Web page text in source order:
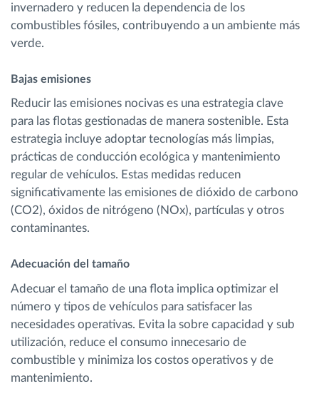
invernadero y reducen la dependencia de los
combustibles fósiles, contribuyendo a un ambiente más
verde.
Bajas emisiones
Reducir las emisiones nocivas es una estrategia clave
para las flotas gestionadas de manera sostenible. Esta
estrategia incluye adoptar tecnologías más limpias,
prácticas de conducción ecológica y mantenimiento
regular de vehículos. Estas medidas reducen
significativamente las emisiones de dióxido de carbono
(CO2), óxidos de nitrógeno (NOx), partículas y otros
contaminantes.
Adecuación del tamaño
Adecuar el tamaño de una flota implica optimizar el
número y tipos de vehículos para satisfacer las
necesidades operativas. Evita la sobre capacidad y sub
utilización, reduce el consumo innecesario de
combustible y minimiza los costos operativos y de
mantenimiento.